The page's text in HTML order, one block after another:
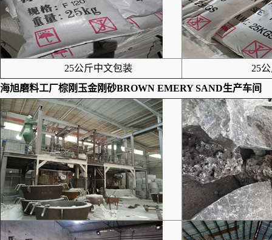
25公斤中文包装
25公
海旭磨料工厂棕刚玉金刚砂BROWN EMERY SAND生产车间